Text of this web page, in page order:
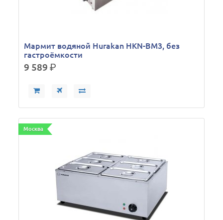
Мармит водяной Hurakan HKN-BM3, без
гастроёмкости
9 589р.
Москва